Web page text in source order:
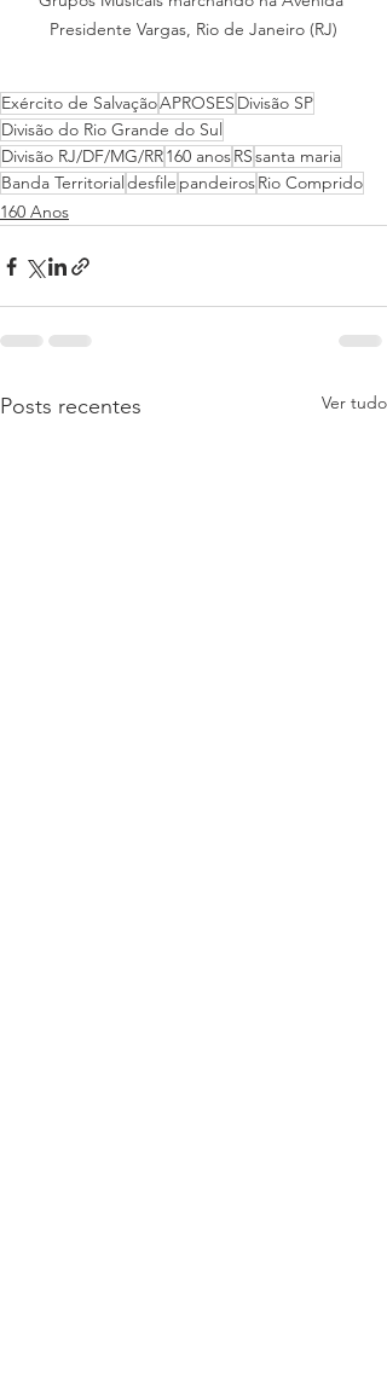
Presidente Vargas, Rio de Janeiro (RJ)
Exército de SalvaçãoAPROSES Divisão SP
Divisão do Rio Grande do Sul
Divisão RJ/DF/MG/RR160 anosRSsanta maria
Banda Territorialdesfile pandeirosRio Comprido
160 Anos
Posts recentes Ver tudo